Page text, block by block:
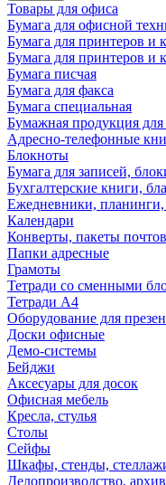
Товары для офиса
Бумага для офисной
Бумага для принтеров и
Бумага для принтеров и
Бумага писчая
Бумага для факса
Бумага специальная
Бумажная продукция для
Адресно-телефонные
Блокноты
Бумага для записей,
Бухгалтерские книги,
Ежедневники, планинги,
Календари
Конверты, пакеты
Папки адресные
Грамоты
Тетради со сменными
Тетради А4
Оборудование для
Доски офисные
Демо-системы
Бейджи
Аксесуары для досок
Офисная мебель
Кресла, стулья
Столы
Сейфы
Шкафы, стенды,
Делопроизводство,